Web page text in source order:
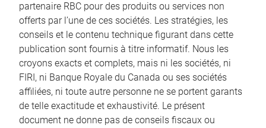
partenaire RBC pour des produits ou services non
offerts par l’une de ces sociétés. Les stratégies, les
conseils et le contenu technique figurant dans cette
publication sont fournis à titre informatif. Nous les
croyons exacts et complets, mais ni les sociétés, ni
FIRI, ni Banque Royale du Canada ou ses sociétés
affiliées, ni toute autre personne ne se portent garants
de telle exactitude et exhaustivité. Le présent
document ne donne pas de conseils fiscaux ou